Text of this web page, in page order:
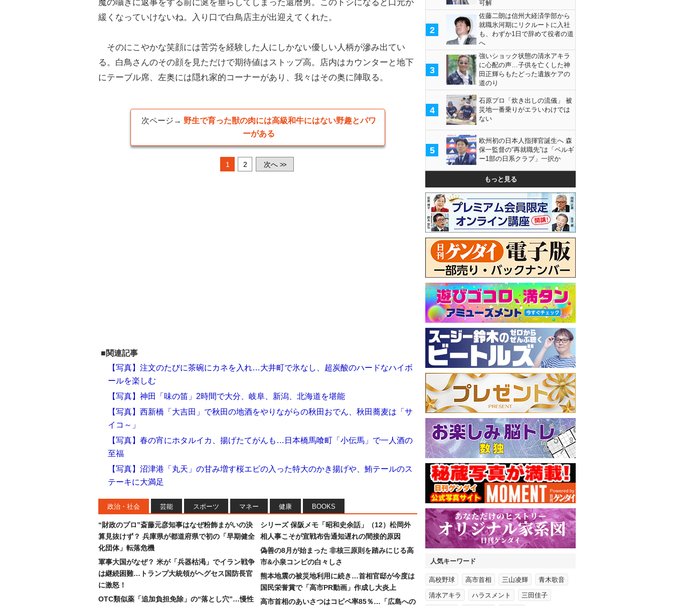
魔の囁きに返事をする前に涎を垂らしてしまった還暦男。このトシになると口元が
緩くなっていけないね。入り口で白鳥店主が出迎えてくれた。
そのにこやかな笑顔には苦労を経験した人にしかない優しい人柄が滲み出てい
る。白鳥さんのその顔を見ただけで期待値はストップ高。店内はカウンターと地下
にテーブル席、左奥には隠れ家的コーナーがあり、我々はその奥に陣取る。
次ページ→ 野生で育った獣の肉には高級和牛にはない野趣とパワ
ーがある
1 2 次へ >>
■関連記事
【写真】注文のたびに茶碗にカネを入れ…大井町で氷なし、超炭酸のハードなハイボ
ールを楽しむ
【写真】神田「味の笛」2時間で大分、岐阜、新潟、北海道を堪能
【写真】西新橋「大吉田」で秋田の地酒をやりながらの秋田おでん、秋田蕎麦は「サ
イコ～」
【写真】春の宵にホタルイカ、揚げたてがんも…日本橋馬喰町「小伝馬」で一人酒の
至福
【写真】沼津港「丸天」の甘み増す桜エビの入った特大のかき揚げや、鮪テールのス
テーキに大満足
政治・社会 芸能 スポーツ マネー 健康 BOOKS
“財政のプロ”斎藤元彦知事はなぜ粉飾まがいの決
算見抜けず？ 兵庫県が都道府県で初の「早期健全
化団体」転落危機
軍事大国がなぜ？ 米が「兵器枯渇」でイラン戦争
は継続困難…トランプ大統領がヘグセス国防長官
に激怒！
OTC類似薬「追加負担免除」の“落とし穴”…慢性
シリーズ 保阪メモ「昭和史余話」（12）松岡外
相人事こそが宣戦布告通知遅れの間接的原因
偽善の8月が始まった 非核三原則を踏みにじる高
市&小泉コンビの白々しさ
熊本地震の被災地利用に続き…首相官邸が今度は
国民栄誉賞で「高市PR動画」作成し大炎上
高市首相のあいさつはコピペ率85％…「広島への
可解
2
佐藤二朗は信州大経済学部から
就職氷河期にリクルートに入社
も、わずか1日で辞めて役者の道
へ
3
強いショック状態の清水アキラ
に心配の声…子供を亡くした神
田正輝らもたどった遺族ケアの
道のり
4
石原プロ「炊き出しの流儀」 被
災地一番乗りがエラいわけでは
ない
5
欧州初の日本人指揮官誕生へ 森
保一監督の“再就職先”は「ベルギ
ー1部の日系クラブ」一択か
もっと見る
人気キーワード
高校野球 高市首相 三山凌輝 青木歌音
清水アキラ ハラスメント 三田佳子